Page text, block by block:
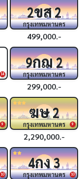
2ขส2
กรุงเทพมหานคร
499,000.-
14
9กฌ2
กรุงเทพมหานคร
299,000.-
9 9
ฆษ2
กรุงเทพมหานคร
2,290,000.-
10 10
4กง3
กรุงเทพมหานคร